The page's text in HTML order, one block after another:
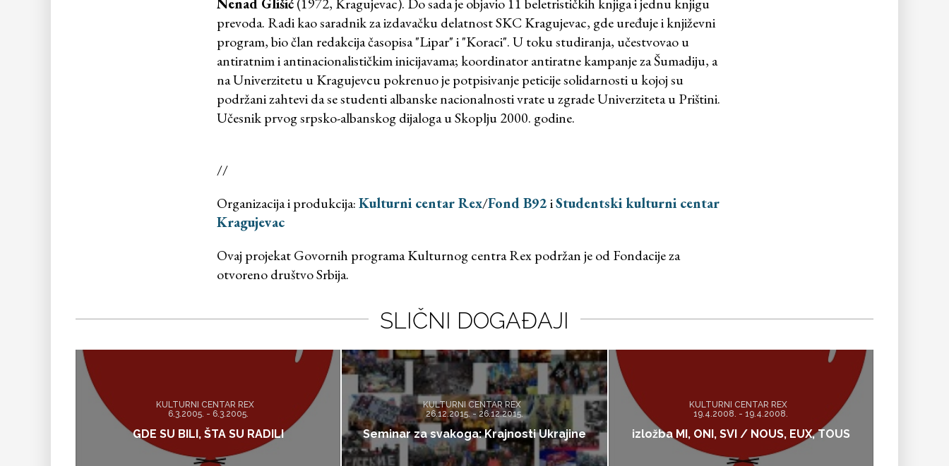
prevoda. Radi kao saradnik za izdavačku delatnost SKC Kragujevac, gde uređuje i književni
program, bio član redakcija časopisa "Lipar" i "Koraci". U toku studiranja, učestvovao u
antiratnim i antinacionalističkim inicijavama; koordinator antiratne kampanje za Šumadiju, a
na Univerzitetu u Kragujevcu pokrenuo je potpisivanje peticije solidarnosti u kojoj su
podržani zahtevi da se studenti albanske nacionalnosti vrate u zgrade Univerziteta u Prištini.
Učesnik prvog srpsko-albanskog dijaloga u Skoplju 2000. godine.
//
Organizacija i produkcija:Kulturni centar Rex/Fond B92iStudentski kulturni centar
Kragujevac
Ovaj projekat Govornih programa Kulturnog centra Rex podržan je od Fondacije za
otvoreno društvo Srbija.
SLIČNI DOGAĐAJI
KULTURNI CENTAR REX
6.3.2005. - 6.3.2005.
GDE SU BILI, ŠTA SU RADILI
KULTURNI CENTAR REX
26.12.2015. - 26.12.2015.
Seminar za svakoga: Krajnosti Ukrajine
KULTURNI CENTAR REX
19.4.2008. - 19.4.2008.
izložba MI, ONI, SVI / NOUS, EUX, TOUS